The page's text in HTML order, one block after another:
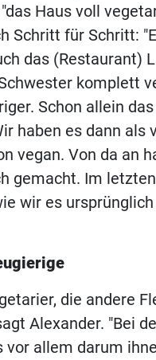
Haus voll
Schritt für Schritt:
das (Restaurant)
komplett
Schon allein das
haben es dann als
vegan. Von da an
gemacht. Im
wir es
die andere
Alexander. "Bei
vor allem darum